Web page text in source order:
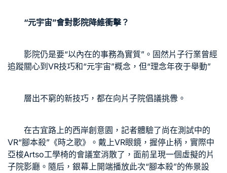
“元宇宙”會對影院降維衝擊？
影院仍是要“以內在的事務為實質”。固然片子行業曾經
追蹤關心到VR技巧和“元宇宙”概念，但“理念年夜于舉動”
層出不窮的新技巧，都在向片子院倡議挑釁。
在古宜路上的西岸創意園，記者體驗了尚在測試中的
VR“腳本殺”《時之歌》。戴上VR眼鏡，握停止柄，實際中
亞梭Artso工學椅的會議室消散了，面前呈現一個虛擬的片
子院影廳。隨后，銀幕上開端播放此次“腳本殺”的佈景設